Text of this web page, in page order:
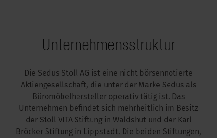
Unternehmensstruktur
Die Sedus Stoll AG ist eine nicht börsennotierte
Aktiengesellschaft, die unter der Marke Sedus als
Büromöbelhersteller operativ tätig ist. Das
Unternehmen befindet sich mehrheitlich im Besitz
der Stoll VITA Stiftung in Waldshut und der Karl
Bröcker Stiftung in Lippstadt. Die beiden Stiftungen,